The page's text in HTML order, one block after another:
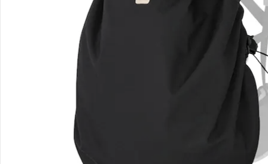
Gutscheine & Aktionen
Kontakt & Service
Filialen & Beratung